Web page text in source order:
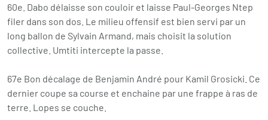
60e. Dabo délaisse son couloir et laisse Paul-Georges Ntep
filer dans son dos. Le milieu offensif est bien servi par un
long ballon de Sylvain Armand, mais choisit la solution
collective. Umtiti intercepte la passe.
67e Bon décalage de Benjamin André pour Kamil Grosicki. Ce
dernier coupe sa course et enchaine par une frappe à ras de
terre. Lopes se couche.